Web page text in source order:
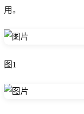
用。
图1